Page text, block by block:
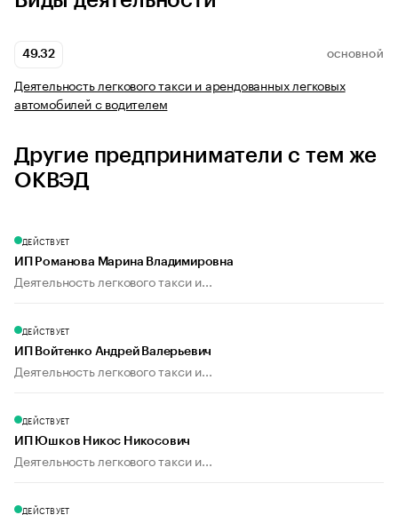
49.32 ОСНОВНОЙ
Деятельность легкового такси и арендованных легковых
автомобилей с водителем
Другие предприниматели с тем же
ОКВЭД
ДЕЙСТВУЕТ
ИП Романова Марина Владимировна
Деятельность легкового такси и...
ДЕЙСТВУЕТ
ИП Войтенко Андрей Валерьевич
Деятельность легкового такси и...
ДЕЙСТВУЕТ
ИП Юшков Никос Никосович
Деятельность легкового такси и...
ДЕЙСТВУЕТ